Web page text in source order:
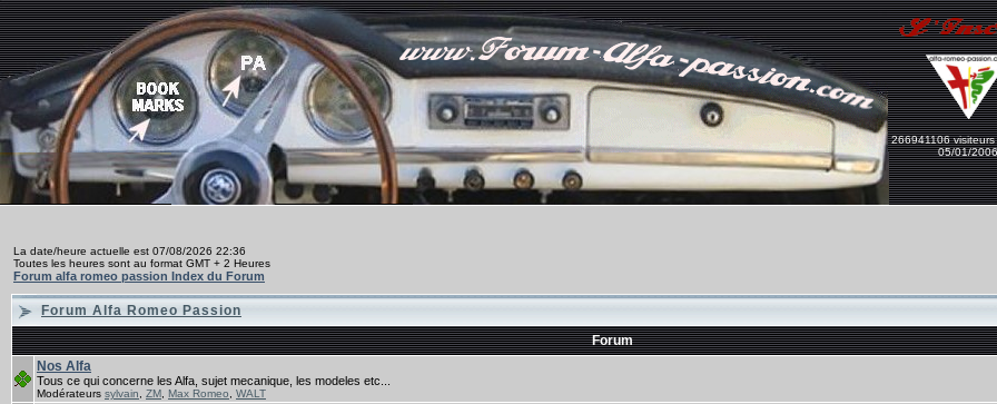
266941106
05/01/2006
La date/heure actuelle est 07/08/2026 22:36
Toutes les heures sont au format GMT + 2 Heures
Forum alfa romeo passion Index du Forum
Forum Alfa Romeo Passion
Forum
Nos Alfa
Tous ce qui concerne les Alfa, sujet mecanique, les modeles etc...
Modérateurs sylvain ZM Max Romeo WALT